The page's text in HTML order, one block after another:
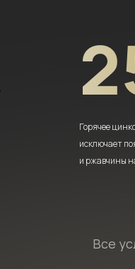
Горячее
исключает
и ржавчины
Все